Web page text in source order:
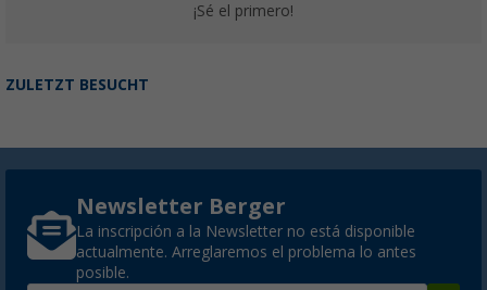
¡Sé el primero!
ZULETZT BESUCHT
Newsletter Berger
La inscripción a la Newsletter no está disponible
actualmente. Arreglaremos el problema lo antes
posible.